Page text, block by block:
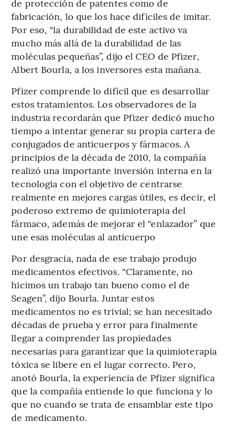
de protección de patentes como de
fabricación, lo que los hace difíciles de imitar.
Por eso, “la durabilidad de este activo va
mucho más allá de la durabilidad de las
moléculas pequeñas”, dijo el CEO de Pfizer,
Albert Bourla, a los inversores esta mañana.
Pfizer comprende lo difícil que es desarrollar
estos tratamientos. Los observadores de la
industria recordarán que Pfizer dedicó mucho
tiempo a intentar generar su propia cartera de
conjugados de anticuerpos y fármacos. A
principios de la década de 2010, la compañía
realizó una importante inversión interna en la
tecnología con el objetivo de centrarse
realmente en mejores cargas útiles, es decir, el
poderoso extremo de quimioterapia del
fármaco, además de mejorar el “enlazador” que
une esas moléculas al anticuerpo
Por desgracia, nada de ese trabajo produjo
medicamentos efectivos. “Claramente, no
hicimos un trabajo tan bueno como el de
Seagen”, dijo Bourla. Juntar estos
medicamentos no es trivial; se han necesitado
décadas de prueba y error para finalmente
llegar a comprender las propiedades
necesarias para garantizar que la quimioterapia
tóxica se libere en el lugar correcto. Pero,
anotó Bourla, la experiencia de Pfizer significa
que la compañía entiende lo que funciona y lo
que no cuando se trata de ensamblar este tipo
de medicamento.